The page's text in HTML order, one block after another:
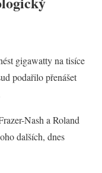
gigawatty na tisíce
podařilo přenášet
Nash a Roland
dalších, dnes